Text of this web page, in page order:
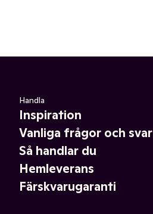
Handla
Inspiration
Vanliga frågor och svar
Så handlar du
Hemleverans
Färskvarugaranti